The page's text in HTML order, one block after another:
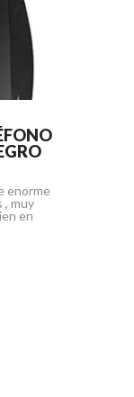
enorme
, muy
en